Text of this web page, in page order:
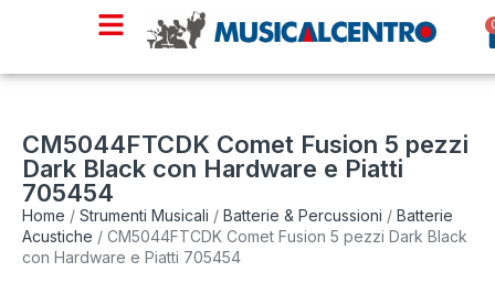
CM5044FTCDK Comet Fusion 5 pezzi
Dark Black con Hardware e Piatti
705454
Home / Strumenti Musicali / Batterie & Percussioni / Batterie
Acustiche / CM5044FTCDK Comet Fusion 5 pezzi Dark Black
con Hardware e Piatti 705454